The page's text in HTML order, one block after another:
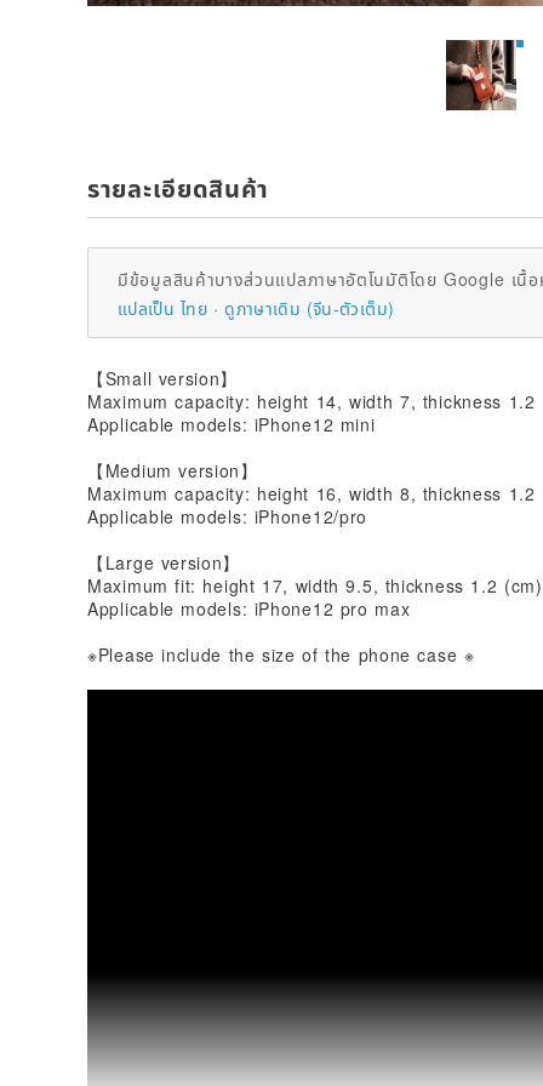
รายละเอียดสินค้า
มีข้อมูลสินค้าบางส่วนแปลภาษาอัตโนมัติโดย Google เนื้อ
แปลเป็น ไทย
ดูภาษาเดิม (จีน-ตัวเต็ม)
【Small version】
Maximum capacity: height 14, width 7, thickness 1.2
Applicable models: iPhone12 mini
【Medium version】
Maximum capacity: height 16, width 8, thickness 1.2
Applicable models: iPhone12/pro
【Large version】
Maximum fit: height 17, width 9.5, thickness 1.2 (cm)
Applicable models: iPhone12 pro max
※Please include the size of the phone case ※